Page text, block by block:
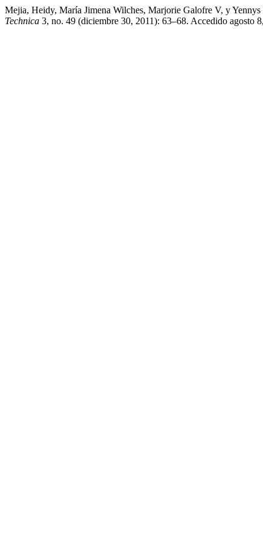
Mejia, Heidy, María Jimena Wilches, Marjorie Galofre V, y
Technica 3, no. 49 (diciembre 30, 2011): 63–68. Accedido agosto